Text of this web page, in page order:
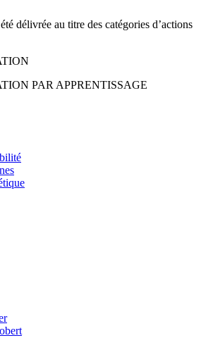
délivrée au titre des catégories d’actions
PAR APPRENTISSAGE